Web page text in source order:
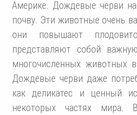
Америке. Дождевые черви
почву. Эти животные очень
они повышают
представляют собой
многочисленных животных
Дождевые черви даже
как деликатес и ценный
некоторых частях мира.